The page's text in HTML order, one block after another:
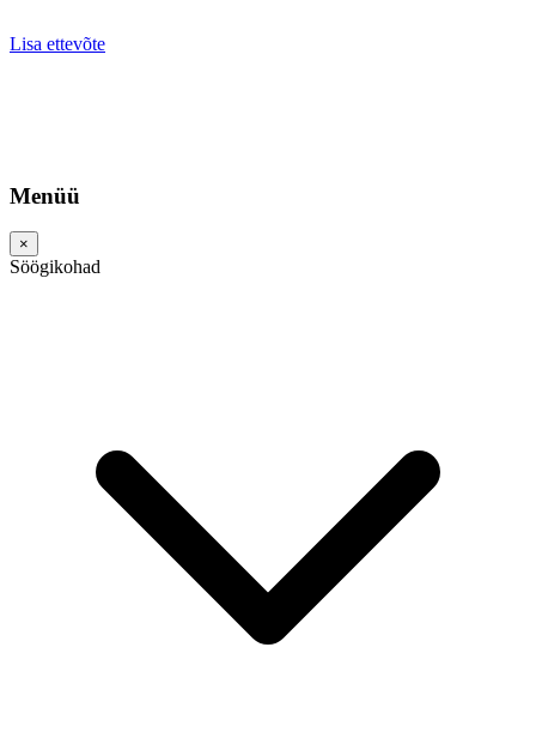
Lisa ettevõte
Menüü
×
Söögikohad